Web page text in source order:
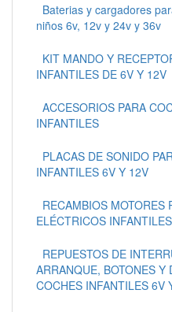
Baterias y cargadores
niños 6v, 12v y 24v y 36v
KIT MANDO Y
INFANTILES DE 6V Y 12V
ACCESORIOS PARA
INFANTILES
PLACAS DE SONIDO
INFANTILES 6V Y 12V
RECAMBIOS MOTORES
ELÉCTRICOS
REPUESTOS DE
ARRANQUE, BOTONES Y
COCHES INFANTILES 6V